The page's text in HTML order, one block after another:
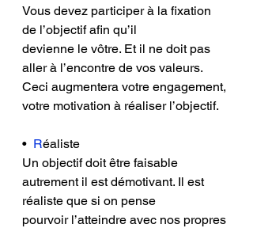
Vous devez participer à la fixation
de l’objectif afin qu’il
devienne le vôtre. Et il ne doit pas
aller à l’encontre de vos valeurs.
Ceci augmentera votre engagement,
votre motivation à réaliser l’objectif.
• Réaliste
Un objectif doit être faisable
autrement il est démotivant. Il est
réaliste que si on pense
pourvoir l’atteindre avec nos propres